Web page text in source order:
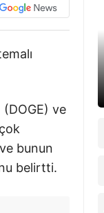
(DOGE) ve
bunun
belirtti.